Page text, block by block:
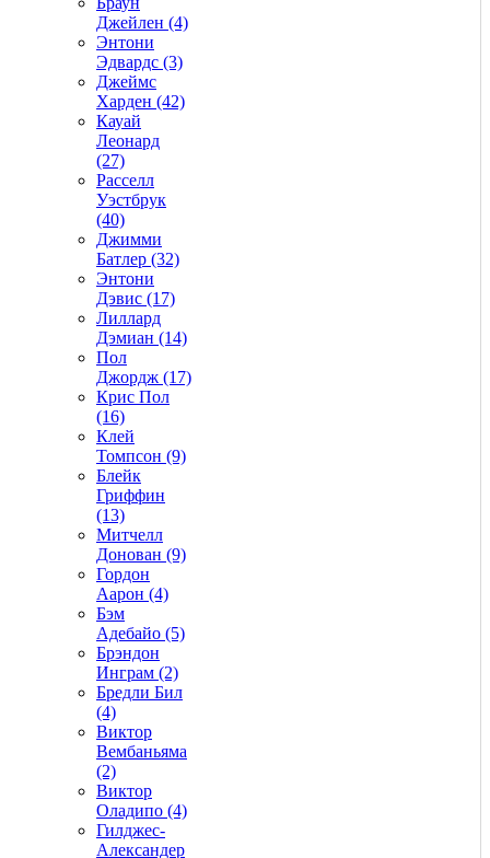
Джейлен (4)
Энтони
Эдвардс (3)
Джеймс
Харден (42)
Кауай
Леонард
(27)
Расселл
Уэстбрук
(40)
Джимми
Батлер (32)
Энтони
Дэвис (17)
Лиллард
Дэмиан (14)
Пол
Джордж (17)
Крис Пол
(16)
Клей
Томпсон (9)
Блейк
Гриффин
(13)
Митчелл
Донован (9)
Гордон
Аарон (4)
Бэм
Адебайо (5)
Брэндон
Инграм (2)
Бредли Бил
(4)
Виктор
Вембаньяма
(2)
Виктор
Оладипо (4)
Гилджес-
Александер